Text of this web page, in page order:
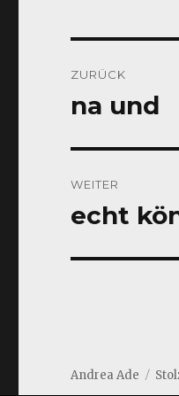
ZURÜCK
Vorheriger
na und
WEITER
Nächster
echt
Andrea Ade